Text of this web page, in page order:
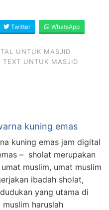
Twitter WhatsApp
UNTUK MASJID
TEXT UNTUK MASJID
kuning emas
kuning emas jam digital
– sholat merupakan
muslim, umat muslim
ibadah sholat,
yang utama di
haruslah